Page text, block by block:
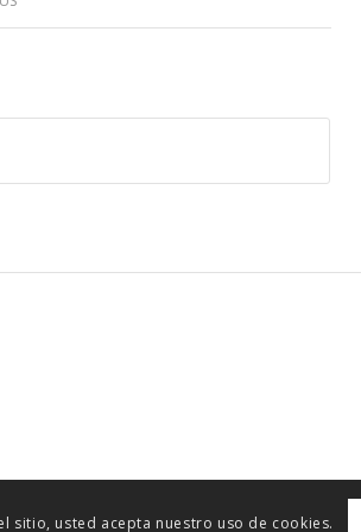
sitio, usted acepta nuestro uso de cookies.